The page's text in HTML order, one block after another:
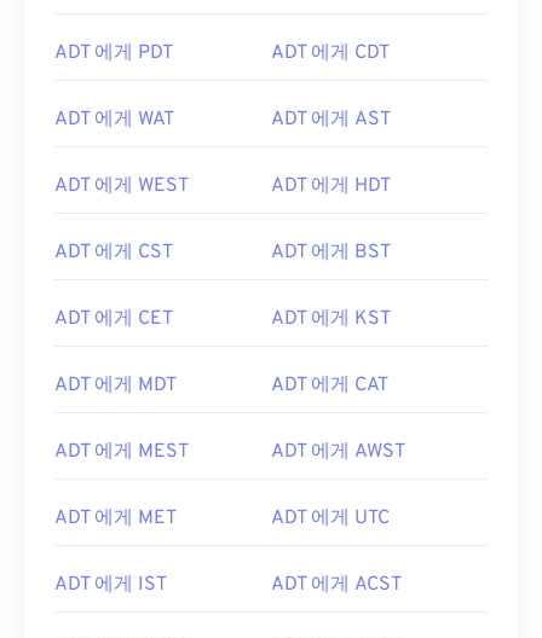
ADT 에게 PDT ADT 에게 CDT
ADT 에게 WAT ADT 에게 AST
ADT 에게 WEST ADT 에게 HDT
ADT 에게 CST ADT 에게 BST
ADT 에게 CET ADT 에게 KST
ADT 에게 MDT ADT 에게 CAT
ADT 에게 MEST ADT 에게 AWST
ADT 에게 MET ADT 에게 UTC
ADT 에게 IST ADT 에게 ACST